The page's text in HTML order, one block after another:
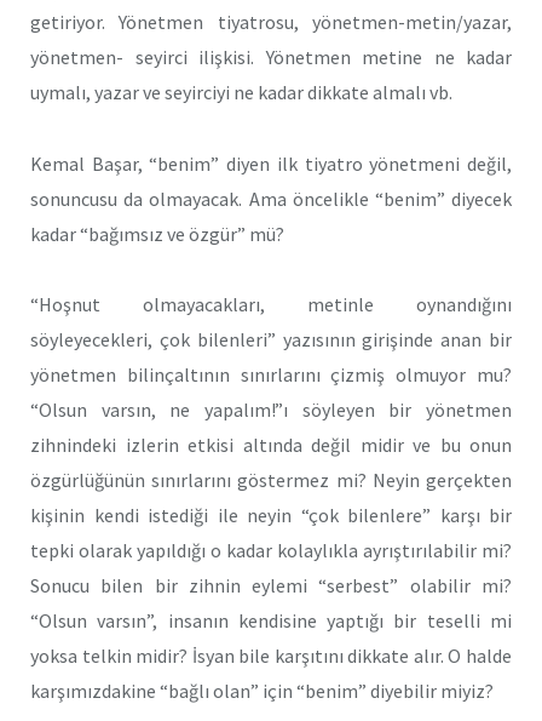
getiriyor. Yönetmen tiyatrosu, yönetmen-metin/yazar,
yönetmen- seyirci ilişkisi. Yönetmen metine ne kadar
uymalı, yazar ve seyirciyi ne kadar dikkate almalı vb.
Kemal Başar, “benim” diyen ilk tiyatro yönetmeni değil,
sonuncusu da olmayacak. Ama öncelikle “benim” diyecek
kadar “bağımsız ve özgür” mü?
“Hoşnut olmayacakları, metinle oynandığını
söyleyecekleri, çok bilenleri” yazısının girişinde anan bir
yönetmen bilinçaltının sınırlarını çizmiş olmuyor mu?
“Olsun varsın, ne yapalım!”ı söyleyen bir yönetmen
zihnindeki izlerin etkisi altında değil midir ve bu onun
özgürlüğünün sınırlarını göstermez mi? Neyin gerçekten
kişinin kendi istediği ile neyin “çok bilenlere” karşı bir
tepki olarak yapıldığı o kadar kolaylıkla ayrıştırılabilir mi?
Sonucu bilen bir zihnin eylemi “serbest” olabilir mi?
“Olsun varsın”, insanın kendisine yaptığı bir teselli mi
yoksa telkin midir? İsyan bile karşıtını dikkate alır. O halde
karşımızdakine “bağlı olan” için “benim” diyebilir miyiz?